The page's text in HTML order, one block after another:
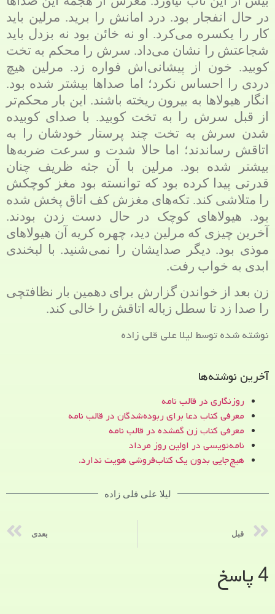
در حال انفجار بود. درد امانش را برید. مرلین باید
کار را یکسره می‌کرد. او نه خائن بود نه بزدل باید
شجاعتش را نشان می‌داد. سرش را محکم به تخت
کوبید. خون از پیشانی‌اش فواره زد. مرلین هیچ
دردی را احساس نکرد؛ اما صداها بیشتر شده بود.
انگار هیولاها به بیرون ریخته باشند. این بار محکم‌تر
از قبل سرش را به تخت کوبید. با صدای کوبیده
شدن سرش به تخت چند پرستار خودشان را به
اتاقش رساندند؛ اما حالا شدت و سرعت ضربه‌ها
بیشتر شده بود. مرلین با آن جثه ظریف چنان
قدرتی پیدا کرده بود که توانسته بود مغز کوچکش
را متلاشی کند. تکه‌های مغزش کف اتاق پخش شده
بود. هیولاهای کوچک در حال دست زدن بودند.
آخرین چیزی که مرلین دید، چهره کریه آن هیولاهای
موذی بود. دیگر صدایشان را نمی‌شنید. با لبخندی
ابدی به خواب رفت.
زن بعد از خواندن گزارش برای دهمین بار نظافتچی
را صدا زد تا سطل زباله اتاقش را خالی کند.
نوشته شده توسط لیلا علی قلی زاده
آخرین نوشته‌ها
روزنگاری در قالب نامه
معرفی کتاب دعا برای ربوده‌شدگان در قالب نامه
معرفی کتاب زن‌ گمشده در قالب نامه
نامه‌نویسی در اولین روز مرداد
هیچ‌جایی بدون یک کتاب‌فروشی هویت ندارد.
لیلا علی قلی زاده
قبل بعدی
4 پاسخ